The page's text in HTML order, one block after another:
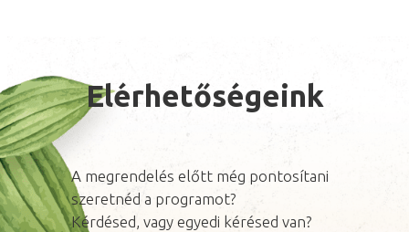
Elérhetőségeink
A megrendelés előtt még pontosítani
szeretnéd a programot?
Kérdésed, vagy egyedi kérésed van?